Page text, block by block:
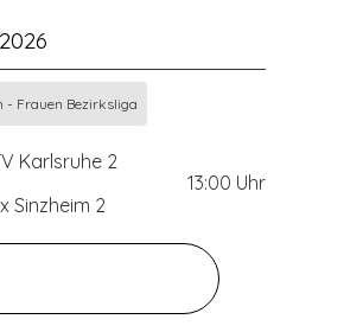
- Frauen Bezirksliga
Karlsruhe 2
Sinzheim 2
13:00 Uhr